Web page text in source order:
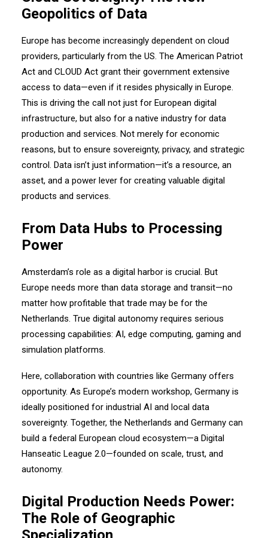
Geopolitics of Data
Europe has become increasingly dependent on cloud
providers, particularly from the US. The American Patriot
Act and CLOUD Act grant their government extensive
access to data—even if it resides physically in Europe.
This is driving the call not just for European digital
infrastructure, but also for a native industry for data
production and services. Not merely for economic
reasons, but to ensure sovereignty, privacy, and strategic
control. Data isn’t just information—it’s a resource, an
asset, and a power lever for creating valuable digital
products and services.
From Data Hubs to Processing
Power
Amsterdam’s role as a digital harbor is crucial. But
Europe needs more than data storage and transit—no
matter how profitable that trade may be for the
Netherlands. True digital autonomy requires serious
processing capabilities: AI, edge computing, gaming and
simulation platforms.
Here, collaboration with countries like Germany offers
opportunity. As Europe’s modern workshop, Germany is
ideally positioned for industrial AI and local data
sovereignty. Together, the Netherlands and Germany can
build a federal European cloud ecosystem—a Digital
Hanseatic League 2.0—founded on scale, trust, and
autonomy.
Digital Production Needs Power:
The Role of Geographic